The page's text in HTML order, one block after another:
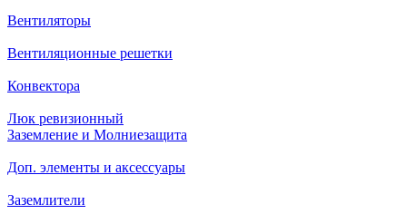
Вентиляторы
Вентиляционные решетки
Конвектора
Люк ревизионный
Заземление и Молниезащита
Доп. элементы и аксессуары
Заземлители